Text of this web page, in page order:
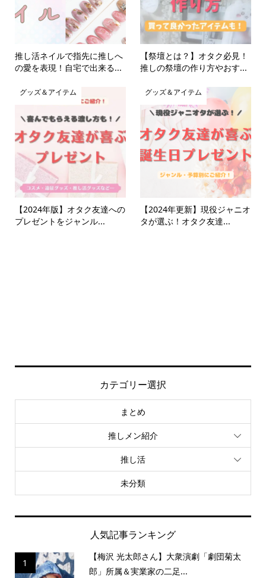
推し活ネイルで指先に推しへ
の愛を表現！自宅で出来る...
【祭壇とは？】オタク必見！
推しの祭壇の作り方やおす...
グッズ＆アイテム
【2024年版】オタク友達への
プレゼントをジャンル...
グッズ＆アイテム
【2024年更新】現役ジャニオ
タが選ぶ！オタク友達...
カテゴリー選択
まとめ
推しメン紹介
推し活
未分類
人気記事ランキング
1
【梅沢 光太郎さん】大衆演劇「劇団菊太
郎」所属＆実業家の二足...